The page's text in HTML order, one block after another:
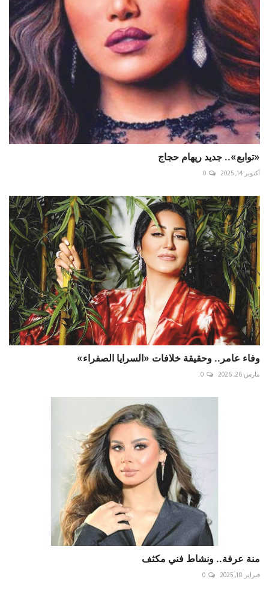
«توابع».. جديد ريهام حجاج
أكتوبر 14, 2025 0
وفاء عامر.. وحقيقة خلافات «السرايا الصفراء»
مارس 26, 2026 0
منة عرفة.. ونشاط فني مكثف
فبراير 18, 2025 0